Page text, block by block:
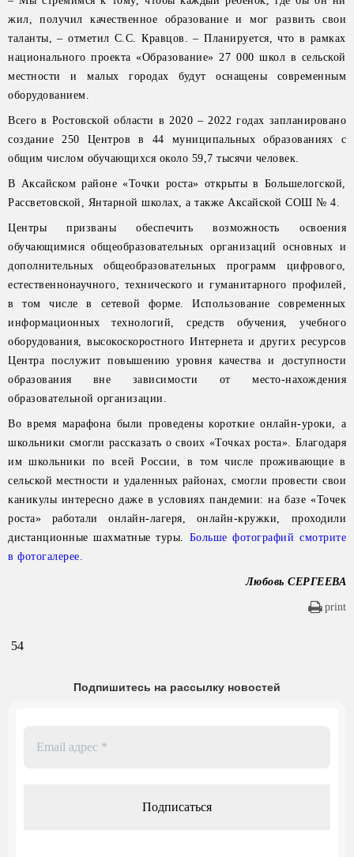
жил, получил качественное образование и мог развить свои
таланты, – отметил С.С. Кравцов. – Планируется, что в рамках
национального проекта «Образование» 27 000 школ в сельской
местности и малых городах будут оснащены современным
оборудованием.
Всего в Ростовской области в 2020 – 2022 годах запланировано
создание 250 Центров в 44 муниципальных образованиях с
общим числом обучающихся около 59,7 тысячи человек.
В Аксайском районе «Точки роста» открыты в Большелогской,
Рассветовской, Янтарной школах, а также Аксайской СОШ № 4.
Центры призваны обеспечить возможность освоения
обучающимися общеобразовательных организаций основных и
дополнительных общеобразовательных программ цифрового,
естественнонаучного, технического и гуманитарного профилей,
в том числе в сетевой форме. Использование современных
информационных технологий, средств обучения, учебного
оборудования, высокоскоростного Интернета и других ресурсов
Центра послужит повышению уровня качества и доступности
образования вне зависимости от место-нахождения
образовательной организации.
Во время марафона были проведены короткие онлайн-уроки, а
школьники смогли рассказать о своих «Точках роста». Благодаря
им школьники по всей России, в том числе проживающие в
сельской местности и удаленных районах, смогли провести свои
каникулы интересно даже в условиях пандемии: на базе «Точек
роста» работали онлайн-лагеря, онлайн-кружки, проходили
дистанционные шахматные туры. Больше фотографий смотрите
в фотогалерее.
Любовь СЕРГЕЕВА
print
54
Подпишитесь на рассылку новостей